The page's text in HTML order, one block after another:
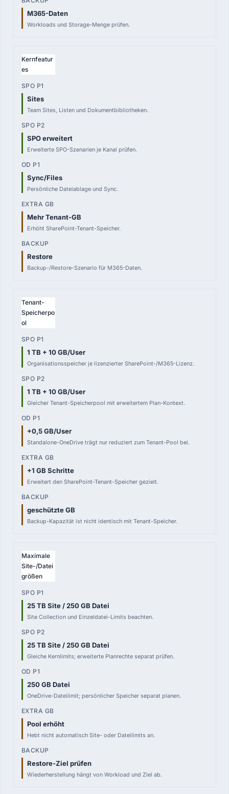
M365-Daten
Workloads und Storage-Menge prüfen.
Kernfeatur
es
Sites
Team Sites, Listen und Dokumentbibliotheken.
SPO erweitert
Erweiterte SPO-Szenarien je Kanal prüfen.
Sync/Files
Persönliche Dateiablage und Sync.
Mehr Tenant-GB
Erhöht SharePoint-Tenant-Speicher.
Restore
Backup-/Restore-Szenario für M365-Daten.
Tenant-
Speicherpo
ol
1 TB + 10 GB/User
Organisationsspeicher je lizenzierter SharePoint-/M365-Lizenz.
1 TB + 10 GB/User
Gleicher Tenant-Speicherpool mit erweitertem Plan-Kontext.
+0,5 GB/User
Standalone-OneDrive trägt nur reduziert zum Tenant-Pool bei.
+1 GB Schritte
Erweitert den SharePoint-Tenant-Speicher gezielt.
geschützte GB
Backup-Kapazität ist nicht identisch mit Tenant-Speicher.
Maximale
Site-/Datei
größen
25 TB Site / 250 GB Datei
Site Collection und Einzeldatei-Limits beachten.
25 TB Site / 250 GB Datei
Gleiche Kernlimits; erweiterte Planrechte separat prüfen.
250 GB Datei
OneDrive-Dateilimit; persönlicher Speicher separat planen.
Pool erhöht
Hebt nicht automatisch Site- oder Dateilimits an.
Restore-Ziel prüfen
Wiederherstellung hängt von Workload und Ziel ab.